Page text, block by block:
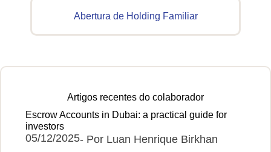
Abertura de Holding Familiar
Artigos recentes do colaborador
Escrow Accounts in Dubai: a practical guide for
investors
05/12/2025- Por Luan Henrique Birkhan